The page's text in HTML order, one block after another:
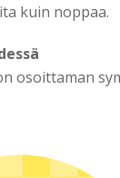
kuin noppaa.
osoittaman